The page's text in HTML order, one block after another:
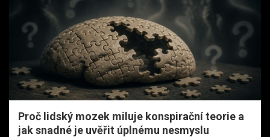
Proč lidský mozek miluje konspirační teorie a
jak snadné je uvěřit úplnému nesmyslu